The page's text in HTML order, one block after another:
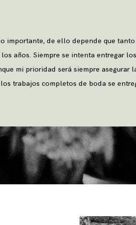
importante, de ello depende que
años. Siempre se intenta entregar los
mi prioridad será siempre asegurar
trabajos completos de boda se